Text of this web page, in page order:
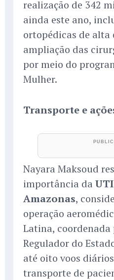
realização de 342
ainda este ano,
ortopédicas de alta
ampliação das
por meio do
Mulher.
Transporte e
Nayara Maksoud
importância da
Amazonas,
operação
Latina, coordenada
Regulador do
até oito voos
transporte de